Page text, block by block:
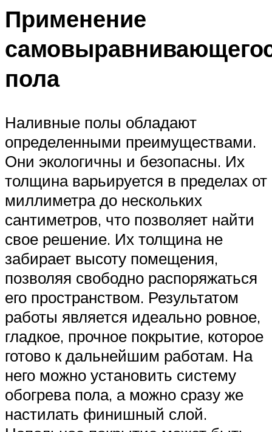
Применение
пола
Наливные полы обладают
определенными преимуществами.
Они экологичны и безопасны. Их
толщина варьируется в пределах от
миллиметра до нескольких
сантиметров, что позволяет найти
свое решение. Их толщина не
забирает высоту помещения,
позволяя свободно распоряжаться
его пространством. Результатом
работы является идеально ровное,
гладкое, прочное покрытие, которое
готово к дальнейшим работам. На
него можно установить систему
обогрева пола, а можно сразу же
настилать финишный слой.